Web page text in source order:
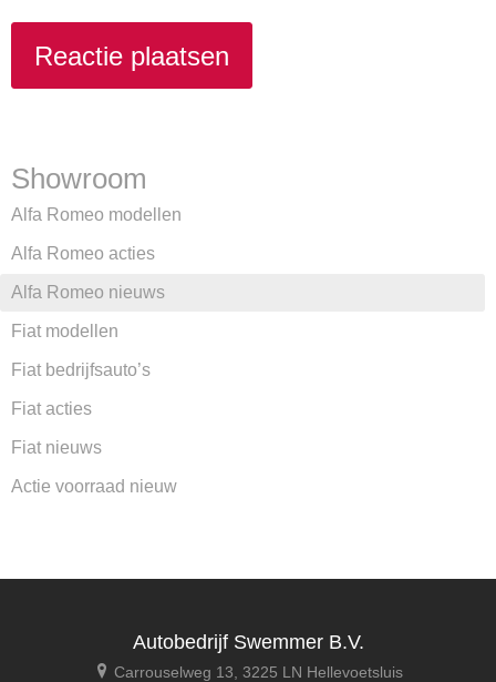
Showroom
Alfa Romeo modellen
Alfa Romeo acties
Alfa Romeo nieuws
Fiat modellen
Fiat bedrijfsauto’s
Fiat acties
Fiat nieuws
Actie voorraad nieuw
Autobedrijf Swemmer B.V.
Carrouselweg 13, 3225 LN Hellevoetsluis